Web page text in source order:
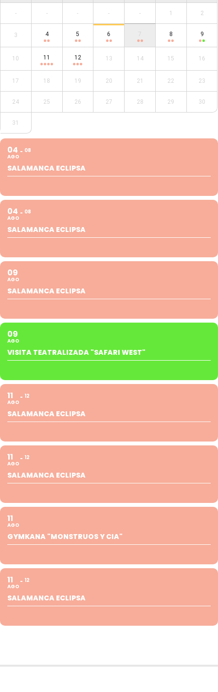
- - - - - 1 2
3 4 5 6 7 8 9
10 11 12 13 14 15 16
17 18 19 20 21 22 23
24 25 26 27 28 29 30
31
04
AGO
08
SALAMANCA ECLIPSA
04
AGO
08
SALAMANCA ECLIPSA
09
AGO
SALAMANCA ECLIPSA
09
AGO
VISITA TEATRALIZADA "SAFARI WEST"
11
AGO
12
SALAMANCA ECLIPSA
11
AGO
12
SALAMANCA ECLIPSA
11
AGO
GYMKANA "MONSTRUOS Y CIA"
11
AGO
12
SALAMANCA ECLIPSA